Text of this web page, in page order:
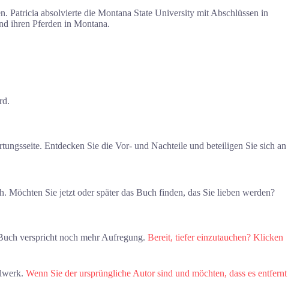
Patricia absolvierte die Montana State University mit Abschlüssen in
ihren Pferden in Montana.
Entdecken Sie die Vor- und Nachteile und beteiligen Sie sich an
Sie jetzt oder später das Buch finden, das Sie lieben werden?
verspricht noch mehr Aufregung. Bereit, tiefer einzutauchen? Klicken
Wenn Sie der ursprüngliche Autor sind und möchten, dass es entfernt